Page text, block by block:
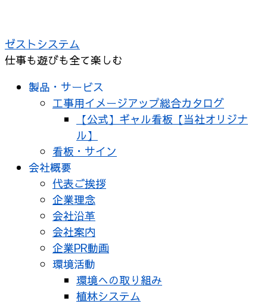
テ
ン
ゼストシステム
仕事も遊びも全て楽しむ
製品・サービス
工事用イメージアップ総合カタログ
【公式】ギャル看板【当社オリジナ
ル】
看板・サイン
会社概要
代表ご挨拶
企業理念
会社沿革
会社案内
企業PR動画
環境活動
環境への取り組み
植林システム